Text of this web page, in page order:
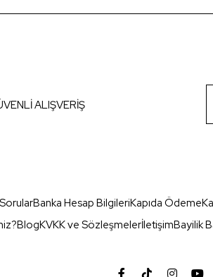
ALIŞVERİŞ
Banka Hesap BilgileriKapıda Ödeme
BlogKVKK ve SözleşmelerİletişimBayilik